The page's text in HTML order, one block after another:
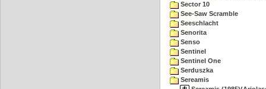
Sector 10
See-Saw Scramble
Seeschlacht
Senorita
Senso
Sentinel
Sentinel One
Serduszka
Sereamis